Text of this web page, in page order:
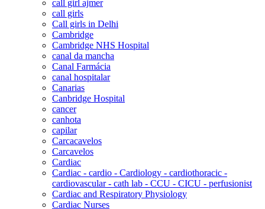
call girl ajmer
call girls
Call girls in Delhi
Cambridge
Cambridge NHS Hospital
canal da mancha
Canal Farmácia
canal hospitalar
Canarias
Canbridge Hospital
cancer
canhota
capilar
Carcacavelos
Carcavelos
Cardiac
Cardiac - cardio - Cardiology - cardiothoracic -
cardiovascular - cath lab - CCU - CICU - perfusionist
Cardiac and Respiratory Physiology
Cardiac Nurses